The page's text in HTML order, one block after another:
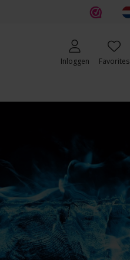
Inloggen Favorites